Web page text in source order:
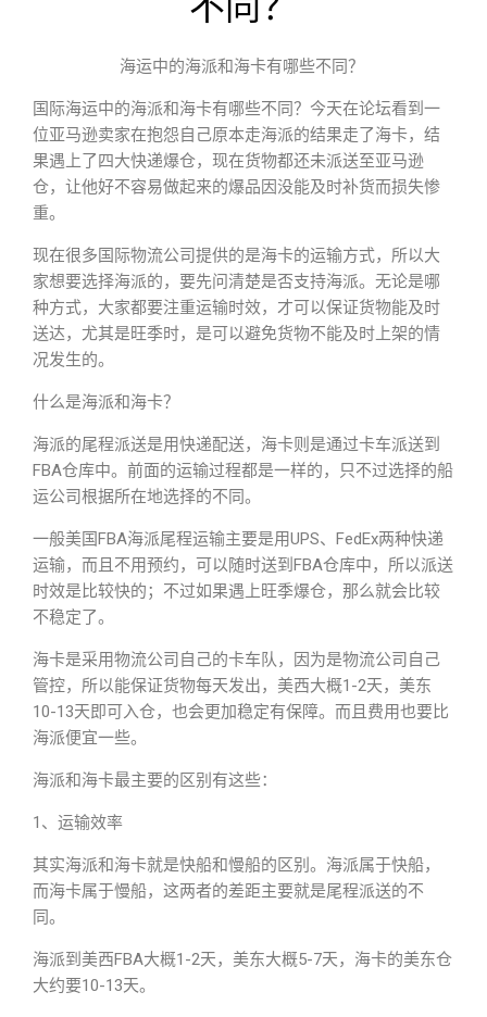
海运中的海派和海卡有哪些不同？
国际海运中的海派和海卡有哪些不同？今天在论坛看到一
位亚马逊卖家在抱怨自己原本走海派的结果走了海卡，结
果遇上了四大快递爆仓，现在货物都还未派送至亚马逊
仓，让他好不容易做起来的爆品因没能及时补货而损失惨
重。
现在很多国际物流公司提供的是海卡的运输方式，所以大
家想要选择海派的，要先问清楚是否支持海派。无论是哪
种方式，大家都要注重运输时效，才可以保证货物能及时
送达，尤其是旺季时，是可以避免货物不能及时上架的情
况发生的。
什么是海派和海卡？
海派的尾程派送是用快递配送，海卡则是通过卡车派送到
FBA仓库中。前面的运输过程都是一样的，只不过选择的船
运公司根据所在地选择的不同。
一般美国FBA海派尾程运输主要是用UPS、FedEx两种快递
运输，而且不用预约，可以随时送到FBA仓库中，所以派送
时效是比较快的；不过如果遇上旺季爆仓，那么就会比较
不稳定了。
海卡是采用物流公司自己的卡车队，因为是物流公司自己
管控，所以能保证货物每天发出，美西大概1-2天，美东
10-13天即可入仓，也会更加稳定有保障。而且费用也要比
海派便宜一些。
海派和海卡最主要的区别有这些：
1、运输效率
其实海派和海卡就是快船和慢船的区别。海派属于快船，
而海卡属于慢船，这两者的差距主要就是尾程派送的不
同。
海派到美西FBA大概1-2天，美东大概5-7天，海卡的美东仓
大约要10-13天。